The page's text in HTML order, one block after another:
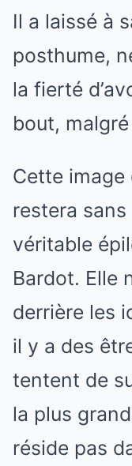
Il a laissé à
posthume,
la fierté
bout,
Cette image
restera
véritable
Bardot. Elle
derrière les
il y a des
tentent de
la plus
réside pas